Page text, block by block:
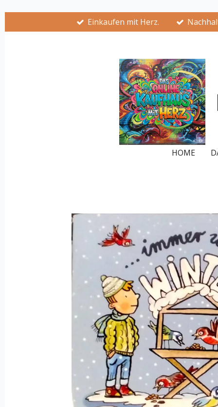
springen
Einkaufen mit Herz.
HOME